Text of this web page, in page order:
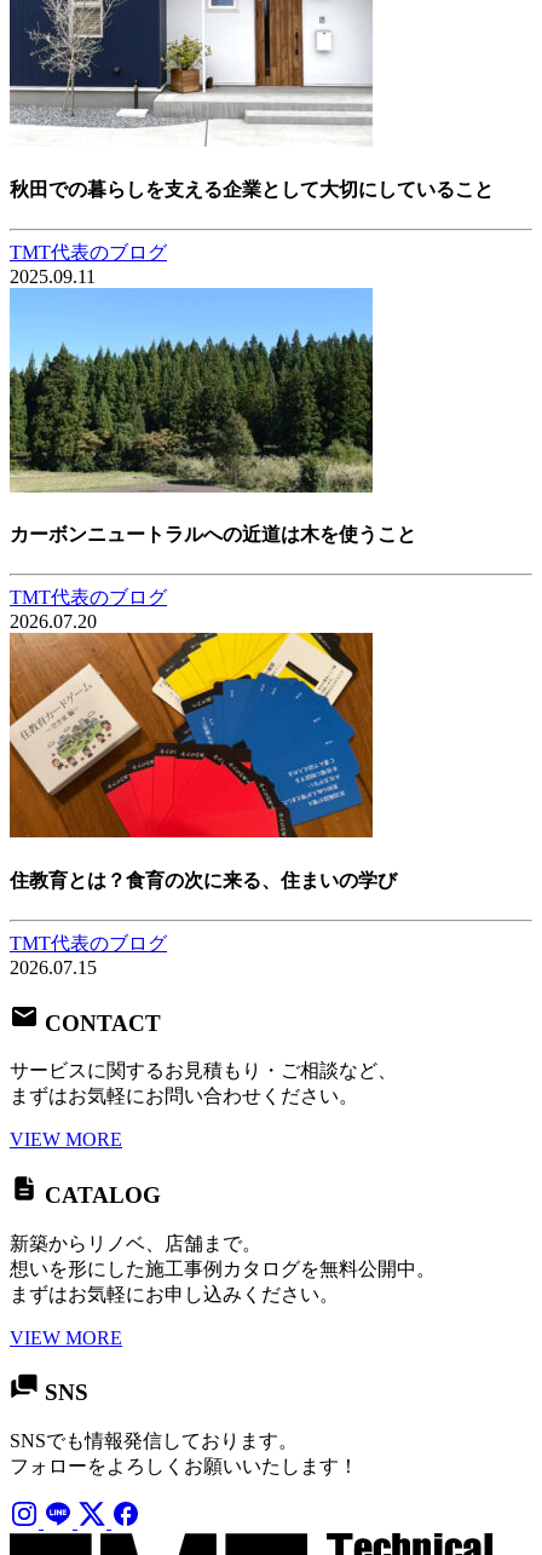
秋田での暮らしを支える企業として大切にしていること
TMT代表のブログ
2025.09.11
カーボンニュートラルへの近道は木を使うこと
TMT代表のブログ
2026.07.20
住教育とは？食育の次に来る、住まいの学び
TMT代表のブログ
2026.07.15
CONTACT
サービスに関するお見積もり・ご相談など、
まずはお気軽にお問い合わせください。
VIEW MORE
CATALOG
新築からリノベ、店舗まで。
想いを形にした施工事例カタログを無料公開中。
まずはお気軽にお申し込みください。
VIEW MORE
SNS
SNSでも情報発信しております。
フォローをよろしくお願いいたします！